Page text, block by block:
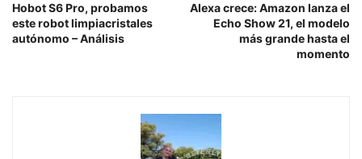
Hobot S6 Pro, probamos
este robot limpiacristales
autónomo – Análisis
Alexa crece: Amazon lanza el
Echo Show 21, el modelo
más grande hasta el
momento